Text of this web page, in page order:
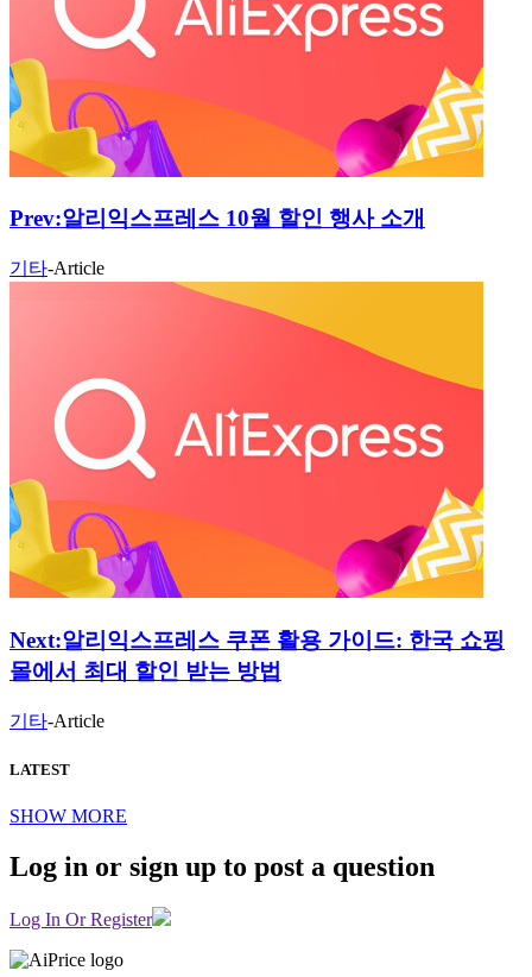
Prev:알리익스프레스 10월 할인 행사 소개
기타-Article
Next:알리익스프레스 쿠폰 활용 가이드: 한국 쇼핑
몰에서 최대 할인 받는 방법
기타-Article
LATEST
SHOW MORE
Log in or sign up to post a question
Log In Or Register